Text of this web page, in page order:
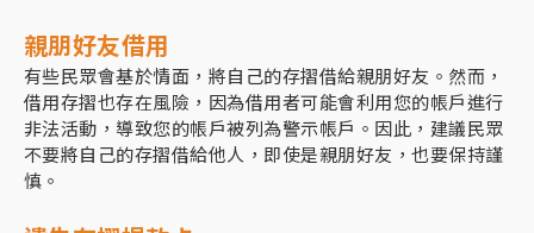
親朋好友借用
有些民眾會基於情面，將自己的存摺借給親朋好友。然而，
借用存摺也存在風險，因為借用者可能會利用您的帳戶進行
非法活動，導致您的帳戶被列為警示帳戶。因此，建議民眾
不要將自己的存摺借給他人，即使是親朋好友，也要保持謹
慎。